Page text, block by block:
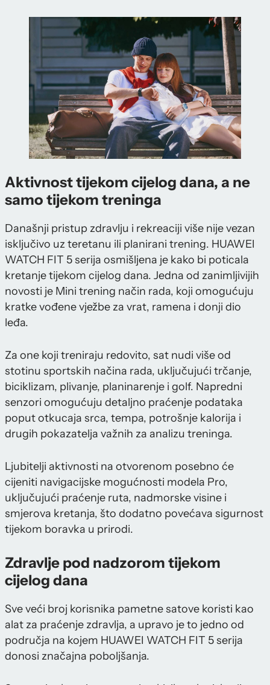
Aktivnost tijekom cijelog dana, a ne
samo tijekom treninga
Današnji pristup zdravlju i rekreaciji više nije vezan
isključivo uz teretanu ili planirani trening. HUAWEI
WATCH FIT 5 serija osmišljena je kako bi poticala
kretanje tijekom cijelog dana. Jedna od zanimljivijih
novosti je Mini trening način rada, koji omogućuju
kratke vođene vježbe za vrat, ramena i donji dio
leđa.
Za one koji treniraju redovito, sat nudi više od
stotinu sportskih načina rada, uključujući trčanje,
biciklizam, plivanje, planinarenje i golf. Napredni
senzori omogućuju detaljno praćenje podataka
poput otkucaja srca, tempa, potrošnje kalorija i
drugih pokazatelja važnih za analizu treninga.
Ljubitelji aktivnosti na otvorenom posebno će
cijeniti navigacijske mogućnosti modela Pro,
uključujući praćenje ruta, nadmorske visine i
smjerova kretanja, što dodatno povećava sigurnost
tijekom boravka u prirodi.
Zdravlje pod nadzorom tijekom
cijelog dana
Sve veći broj korisnika pametne satove koristi kao
alat za praćenje zdravlja, a upravo je to jedno od
područja na kojem HUAWEI WATCH FIT 5 serija
donosi značajna poboljšanja.